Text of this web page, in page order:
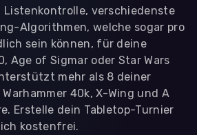
Listenkontrolle, verschiedenste
Algorithmen, welche sogar pro
sein können, für deine
Age of Sigmar oder Star Wars
mehr als 8 deiner
40k, X-Wing und A
Erstelle dein Tabletop-Turnier
kostenfrei.